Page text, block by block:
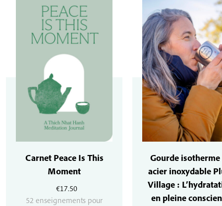
€17.50
Carnet Peace Is This
Moment
52 enseignements pour
Gourde isotherme
acier inoxydable
Village :
en pleine